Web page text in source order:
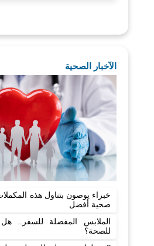
الآخبار الصحية
خبراء يوصون بتناول هذه
صحية أفضل
الملابس المفضلة للسفر..
للصحة؟